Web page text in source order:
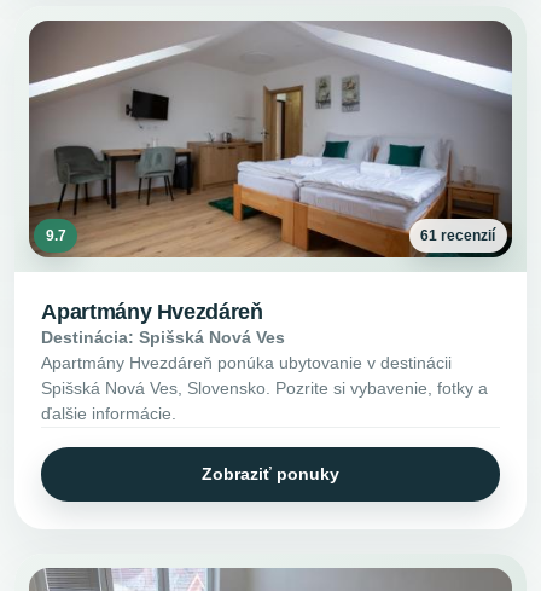
9.7 61 recenzií
Apartmány Hvezdáreň
Destinácia: Spišská Nová Ves
Apartmány Hvezdáreň ponúka ubytovanie v destinácii
Spišská Nová Ves, Slovensko. Pozrite si vybavenie, fotky a
ďalšie informácie.
Zobraziť ponuky